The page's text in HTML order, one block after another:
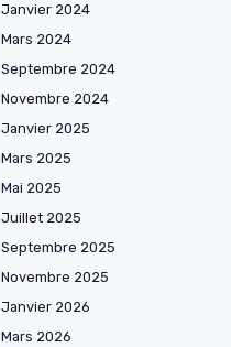
Janvier 2024
Mars 2024
Septembre 2024
Novembre 2024
Janvier 2025
Mars 2025
Mai 2025
Juillet 2025
Septembre 2025
Novembre 2025
Janvier 2026
Mars 2026